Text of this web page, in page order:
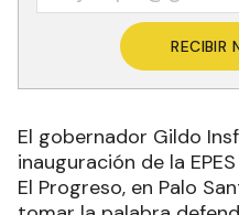
RECIBIR
El gobernador Gildo
inauguración de la
El Progreso, en Palo